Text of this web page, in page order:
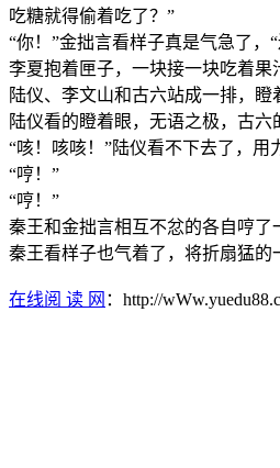
吃糖就得偷着吃了？”
“你！”金拙言看样子真是气急了
李夏抱着匣子，一块接一块吃着果
陆仪、李文山和古六站成一排，瞪
陆仪看的瞪着眼，无语之极，古
“咳！咳咳！”陆仪看不下去了，
“哼！”
“哼！”
秦王和金拙言相互不忿的各自哼了
秦王看样子也气着了，将折扇猛的
在线阅 读 网 ：http://